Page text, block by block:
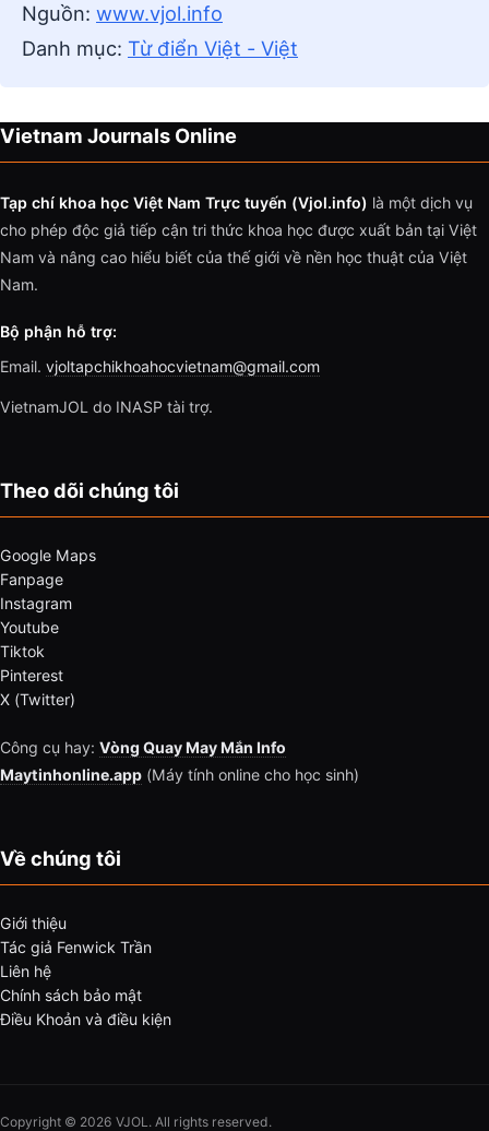
Nguồn: www.vjol.info
Danh mục: Từ điển Việt - Việt
Vietnam Journals Online
Tạp chí khoa học Việt Nam Trực tuyến (Vjol.info) là một dịch vụ
cho phép độc giả tiếp cận tri thức khoa học được xuất bản tại Việt
Nam và nâng cao hiểu biết của thế giới về nền học thuật của Việt
Nam.
Bộ phận hỗ trợ:
Email. vjoltapchikhoahocvietnam@gmail.com
VietnamJOL do INASP tài trợ.
Theo dõi chúng tôi
Google Maps
Fanpage
Instagram
Youtube
Tiktok
Pinterest
X (Twitter)
Công cụ hay: Vòng Quay May Mắn Info
Maytinhonline.app (Máy tính online cho học sinh)
Về chúng tôi
Giới thiệu
Tác giả Fenwick Trần
Liên hệ
Chính sách bảo mật
Điều Khoản và điều kiện
Copyright © 2026 VJOL. All rights reserved.